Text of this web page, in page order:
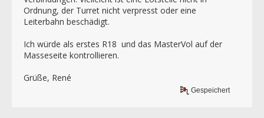
Ordnung, der Turret nicht verpresst oder eine
Leiterbahn beschädigt.
Ich würde als erstes R18 und das MasterVol auf der
Masseseite kontrollieren.
Grüße, René
Gespeichert